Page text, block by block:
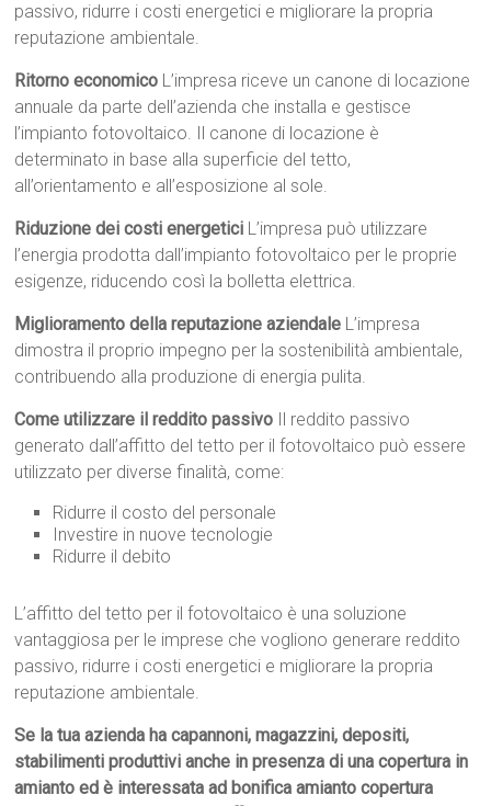
passivo, ridurre i costi energetici e migliorare la propria
reputazione ambientale.
Ritorno economico L’impresa riceve un canone di locazione
annuale da parte dell’azienda che installa e gestisce
l’impianto fotovoltaico. Il canone di locazione è
determinato in base alla superficie del tetto,
all’orientamento e all’esposizione al sole.
Riduzione dei costi energetici L’impresa può utilizzare
l’energia prodotta dall’impianto fotovoltaico per le proprie
esigenze, riducendo così la bolletta elettrica.
Miglioramento della reputazione aziendale L’impresa
dimostra il proprio impegno per la sostenibilità ambientale,
contribuendo alla produzione di energia pulita.
Come utilizzare il reddito passivo Il reddito passivo
generato dall’affitto del tetto per il fotovoltaico può essere
utilizzato per diverse finalità, come:
Ridurre il costo del personale
Investire in nuove tecnologie
Ridurre il debito
L’affitto del tetto per il fotovoltaico è una soluzione
vantaggiosa per le imprese che vogliono generare reddito
passivo, ridurre i costi energetici e migliorare la propria
reputazione ambientale.
Se la tua azienda ha capannoni, magazzini, depositi,
stabilimenti produttivi anche in presenza di una copertura in
amianto ed è interessata ad bonifica amianto copertura